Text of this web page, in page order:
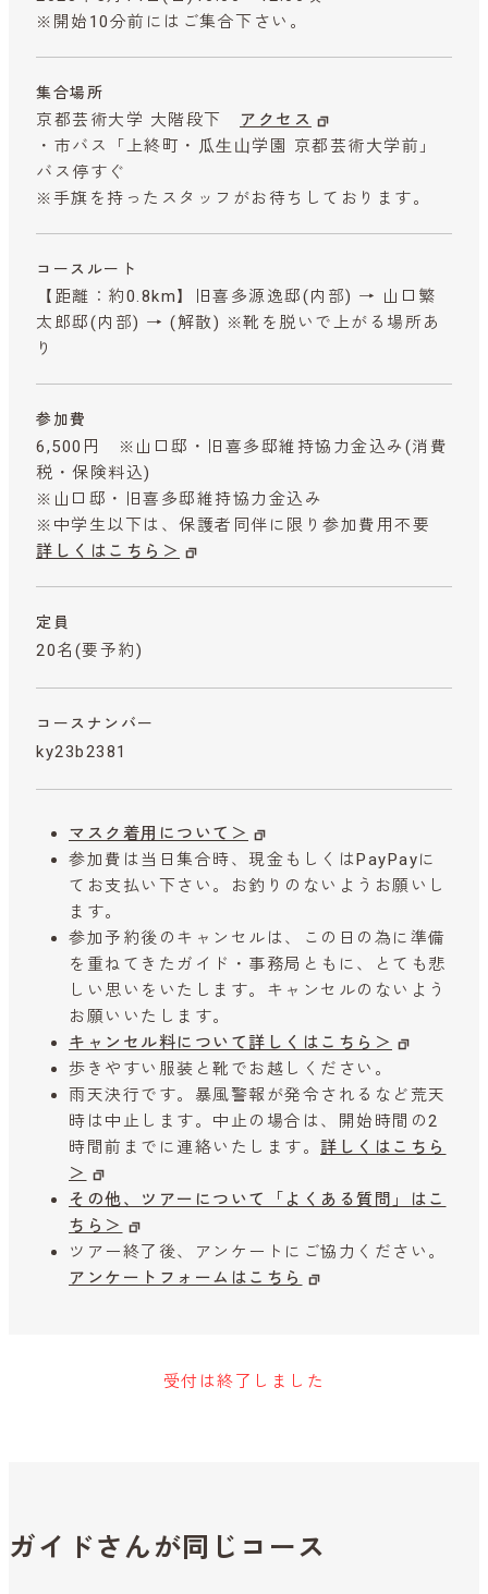
※開始10分前にはご集合下さい。
集合場所
京都芸術大学 大階段下
アクセス
・市バス「上終町・⽠⽣⼭学園 京都芸術⼤学前」
バス停すぐ
※手旗を持ったスタッフがお待ちしております。
コースルート
【距離：約0.8km】旧喜多源逸邸(内部) → 山口繁
太郎邸(内部) → (解散) ※靴を脱いで上がる場所あ
り
参加費
6,500円 ※山口邸・旧喜多邸維持協力金込み (消費
税・保険料込)
※山口邸・旧喜多邸維持協力金込み
※中学生以下は、保護者同伴に限り参加費用不要
詳しくはこちら＞
定員
20名(要予約)
コースナンバー
ky23b2381
マスク着用について＞
参加費は当日集合時、現金もしくはPayPayに
てお支払い下さい。お釣りのないようお願いし
ます。
参加予約後のキャンセルは、この日の為に準備
を重ねてきたガイド・事務局ともに、とても悲
しい思いをいたします。キャンセルのないよう
お願いいたします。
キャンセル料について詳しくはこちら＞
歩きやすい服装と靴でお越しください。
雨天決行です。暴風警報が発令されるなど荒天
時は中止します。中止の場合は、開始時間の2
時間前までに連絡いたします。 詳しくはこちら
＞
その他、ツアーについて「よくある質問」はこ
ちら＞
ツアー終了後、アンケートにご協力ください。
アンケートフォームはこちら
受付は終了しました
ガイドさんが同じコース